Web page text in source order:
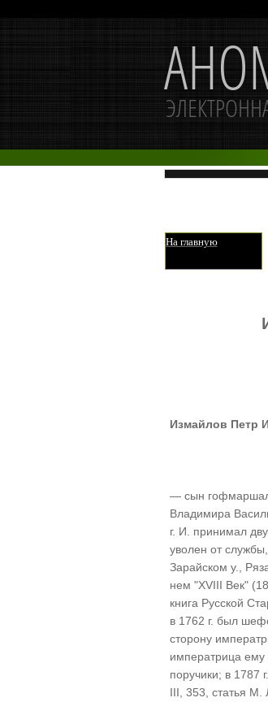
На главную
Измайлов Петр
— сын
Владимира
г. И. принимал
уволен от
Зарайском у.,
нем "XVIII Век"
книга Русской
в 1762 г. был
сторону
императрица ему
поручики; в 1787
III, 353, статья М.